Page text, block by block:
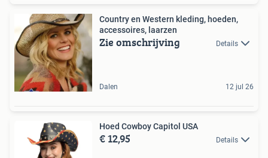
Country en Western kleding, hoeden,
accessoires, laarzen
Zie omschrijving Details
Dalen 12 jul 26
Hoed Cowboy Capitol USA
€ 12,95 Details